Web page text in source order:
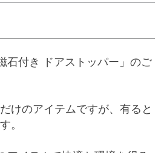
石付き ドアストッパー」のご
けのアイテムですが、有ると
。